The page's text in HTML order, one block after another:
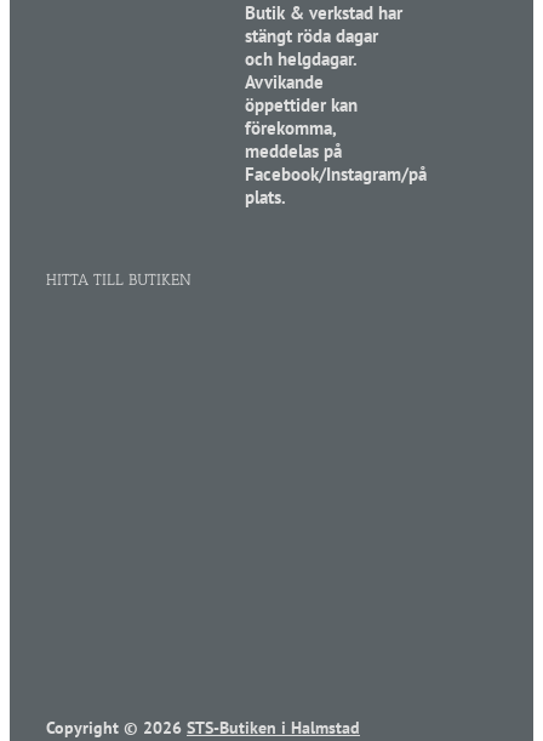
Butik & verkstad har
stängt röda dagar
och helgdagar.
Avvikande
öppettider kan
förekomma,
meddelas på
Facebook/Instagram/på
plats.
HITTA TILL BUTIKEN
Copyright © 2026 STS-Butiken i Halmstad